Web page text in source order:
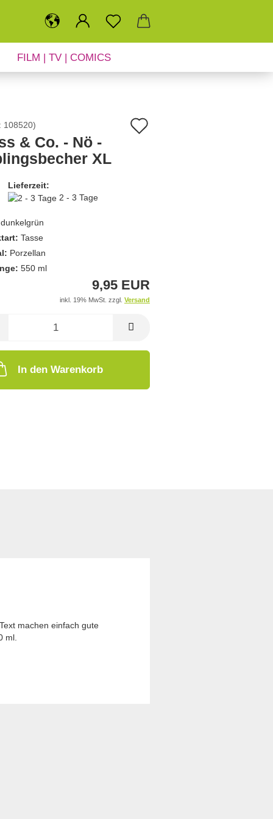
FILM | TV | COMICS
108520)
& Co. - Nö -
XL
Lieferzeit:
2 - 3 Tage
dunkelgrün
Tasse
Porzellan
550 ml
9,95 EUR
inkl. 19% MwSt. zzgl. Versand
In den Warenkorb
machen einfach gute
ml.